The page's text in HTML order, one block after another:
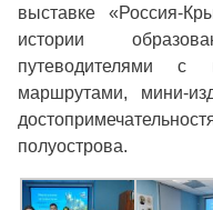
выставке «Россия-
истории
путеводителями с
маршрутами, мини-
полуострова.